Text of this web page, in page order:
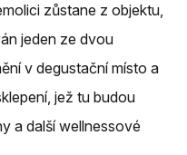
zůstane z objektu,
jeden ze dvou
v degustační místo a
jež tu budou
a další wellnessové